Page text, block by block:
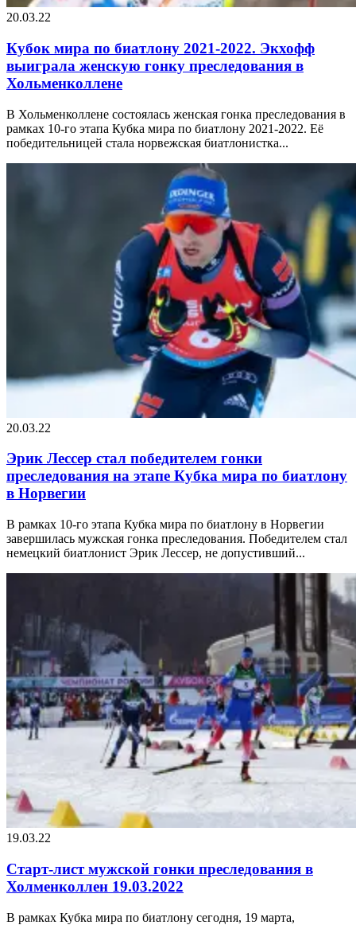
20.03.22
Кубок мира по биатлону 2021-2022. Экхофф
выиграла женскую гонку преследования в
Хольменколлене
В Хольменколлене состоялась женская гонка преследования в
рамках 10-го этапа Кубка мира по биатлону 2021-2022. Её
победительницей стала норвежская биатлонистка...
20.03.22
Эрик Лессер стал победителем гонки
преследования на этапе Кубка мира по биатлону
в Норвегии
В рамках 10-го этапа Кубка мира по биатлону в Норвегии
завершилась мужская гонка преследования. Победителем стал
немецкий биатлонист Эрик Лессер, не допустивший...
19.03.22
Старт-лист мужской гонки преследования в
Холменколлен 19.03.2022
В рамках Кубка мира по биатлону сегодня, 19 марта,